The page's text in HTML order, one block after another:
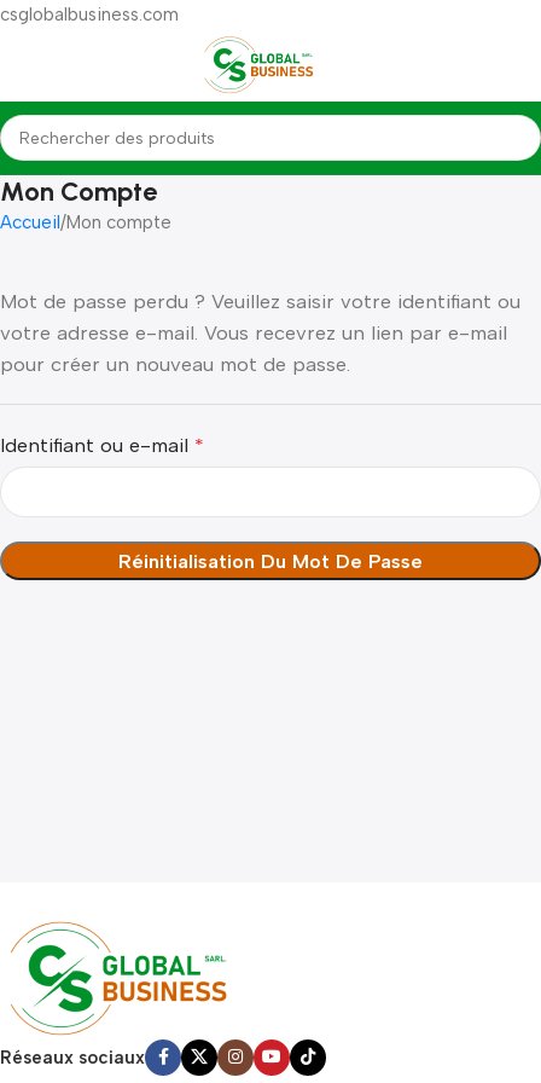
csglobalbusiness.com
Mon Compte
Accueil Mon compte
Mot de passe perdu ? Veuillez saisir votre identifiant ou
votre adresse e-mail. Vous recevrez un lien par e-mail
pour créer un nouveau mot de passe.
Identifiant ou e-mail *
Réinitialisation Du Mot De Passe
Réseaux sociaux